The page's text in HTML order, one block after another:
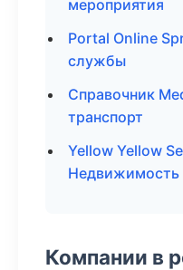
мероприятия
Portal Online
службы
Справочник
транспорт
Yellow Yellow
Недвижимость
Компании в